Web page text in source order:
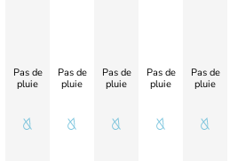
Pas de
pluie
Pas de
pluie
Pas de
pluie
Pas de
pluie
Pas de
pluie